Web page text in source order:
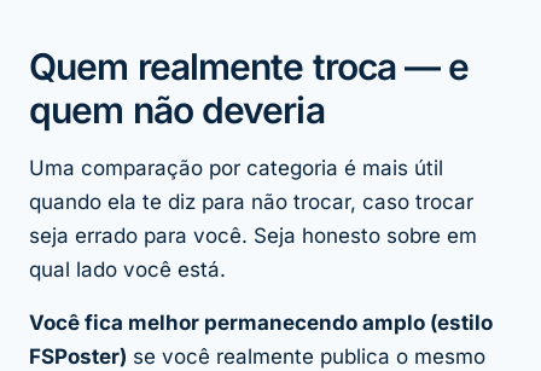
Quem realmente troca — e
quem não deveria
Uma comparação por categoria é mais útil
quando ela te diz para não trocar, caso trocar
seja errado para você. Seja honesto sobre em
qual lado você está.
Você fica melhor permanecendo amplo (estilo
FSPoster) se você realmente publica o mesmo